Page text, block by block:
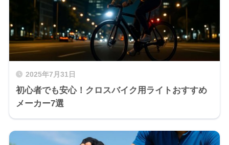
2025年7月31日
初心者でも安心！クロスバイク用ライトおすすめ
メーカー7選